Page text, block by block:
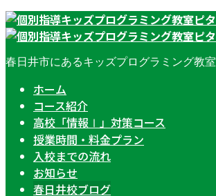
春日井市にあるキッズプログラミング教室
ホーム
コース紹介
高校「情報Ⅰ」対策コース
授業時間・料金プラン
入校までの流れ
お知らせ
春日井校ブログ